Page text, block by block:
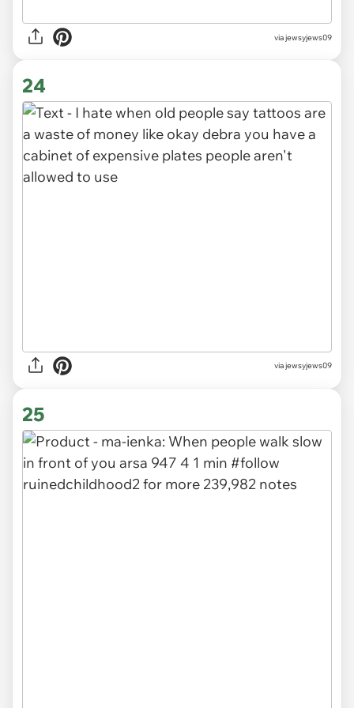
via jewsyjews09
24
via jewsyjews09
25